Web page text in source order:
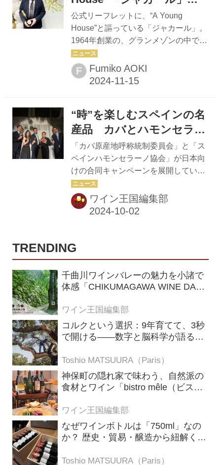
ィネスを併せ持ち、その華やかな香り
はグラスを手にする人を瞬時に魅了す
る。 ラフルールの名はポムロールのプ
ラトーに位置する4.5ヘクタールのリュ
ーディ―に由来する。1872年にアン
リ・グルルー氏が所有者となり、この
創業60周年記念パーティー
を開催
公式リーフレットに、“A Young
House”と謳っている「ジャカール」。
1964年創業の、グランメゾンの中では
若いシャンパーニュハウスだ。2024年
に60周年を迎え、10月に「ホテル雅叙
園東京」で創立記念パーティーを開催
ンを前に、祝賀会でともに乾杯できる
喜びを語った。
F Fumiko AOKI
“時”を楽しむスペインの名
産品 カバとハモンセラー
ノの魅力を伝える合同キャ
ンペーンを展開中
「カバ原産地呼称統制委員会」と「ス
ペインハモンセラーノ協会」が日本向
けの合同キャンペーンを展開してい
る。 欧州連合（EU）が世界に向けて
発信する高品質な農産物のプロモーシ
ョン“ENJOY, IT’S FROM EUROPE”の
愛好家の双方に向け、ほしい情報にア
クセスできるサイトの開設やセミナー
の実施を予定しているという。 6月に
同プロモーションのオープニングセレ
ッショナルが集うディナーパーティー
が開かれた。カバ原産地呼称統制委員
会のジュディット・マネロさんと、ス
ペインハモンセラーノ協...
ワイン王国編集部
TRENDING
千曲川ワインバレーの魅力を小諸で
体感「CHIKUMAGAWA WINE DAYS
ワイン王国編集部
コルクという選択：9年育てて、3秒
で開ける——数字と脳科学が語る栓
Toshio MATSUURA（Paris）
神保町の隠れ家で味わう、自然派の
食材とワイン「bistro mêle（ビスト
ワイン王国編集部
なぜワインボトルは「750ml」なの
か？ 歴史・貿易・醸造から紐解く4
Toshio MATSUURA（Paris）